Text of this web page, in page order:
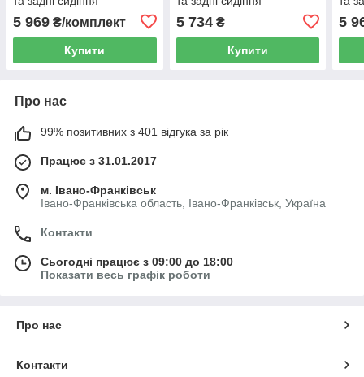
бежеві
5 969 ₴/комплект
Купити
автомобіля EL 700 123 сірі
5 734₴
Купити
5
Про нас
99% позитивних з 401 відгука за рік
Працює з 31.01.2017
м. Івано-Франківськ
Івано-Франківська область, Івано-Франківськ, Україна
Контакти
Сьогодні працює з 09:00 до 18:00
Показати весь графік роботи
Про нас
Контакти